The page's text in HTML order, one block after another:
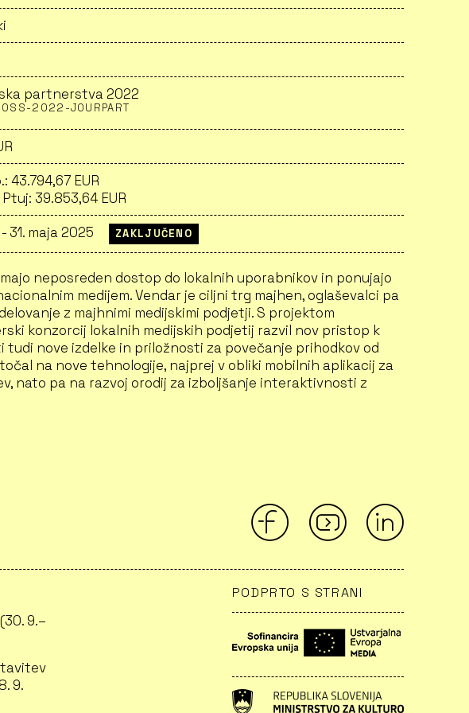
partnerstva 2022
2022-JOURPART
43.794,67 EUR
39.853,64 EUR
31. maja 2025 ZAKLJUČENO
neposreden dostop do lokalnih uporabnikov in ponujajo
medijem. Vendar je ciljni trg majhen, oglaševalci pa
z majhnimi medijskimi podjetji. S projektom
konzorcij lokalnih medijskih podjetij razvil nov pristop k
tudi nove izdelke in priložnosti za povečanje prihodkov od
na nove tehnologije, najprej v obliki mobilnih aplikacij za
nato pa na razvoj orodij za izboljšanje interaktivnosti z
9.–
9.
PODPRTO S STRANI